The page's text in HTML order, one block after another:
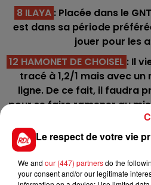
8 ILAYA : Placée dans le
est dans sa période
jouer pour les
12 HAMONET DE CHOISEL : Il
tracé à 1,2/1 mais avec
ligne. De ce fait, il faudra
pour se faire ramener au
finale.
10 CHARMY CHARLY AS:
similaire, il aura lui aussi
combinaison de ce quinté
Le respect de votre vie
We and our (447) partnersdo the
your consent and/or our legitimate